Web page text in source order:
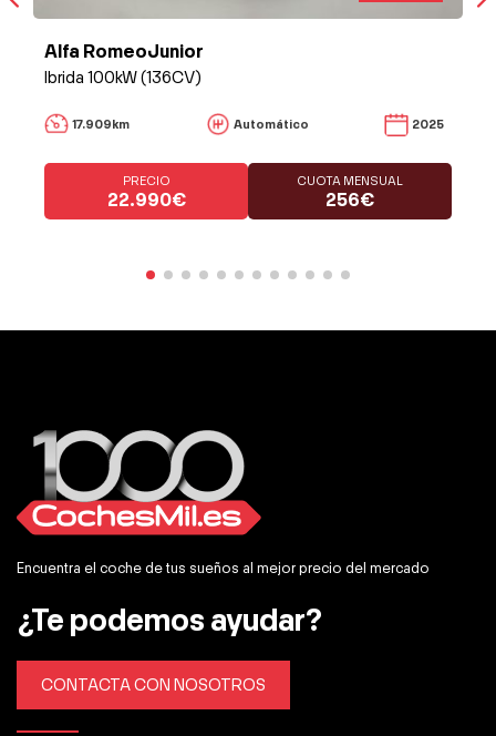
Alfa RomeoJunior
Ibrida 100kW (136CV)
17.909km Automático 2025
PRECIO
22.990€
CUOTA MENSUAL
256€
Encuentra el coche de tus sueños al mejor precio del mercado
¿Te podemos ayudar?
CONTACTA CON NOSOTROS